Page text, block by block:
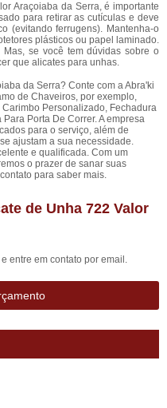
Araçoiaba da Serra, é importante
para retirar as cutículas e deve
(evitando ferrugens). Mantenha-o
plásticos ou papel laminado.
se você tem dúvidas sobre o
que alicates para unhas.
da Serra? Conte com a Abra'ki
de Chaveiros, por exemplo,
Personalizado, Fechadura
Porta De Correr. A empresa
para o serviço, além de
ajustam a sua necessidade.
e qualificada. Com um
o prazer de sanar suas
para saber mais.
de Unha 722 Valor
e entre em contato por email.